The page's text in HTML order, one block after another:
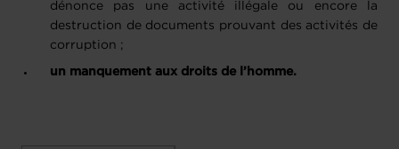
dénonce pas une activité illégale ou encore la
destruction de documents prouvant des activités de
corruption ;
un manquement aux droits de l’homme.